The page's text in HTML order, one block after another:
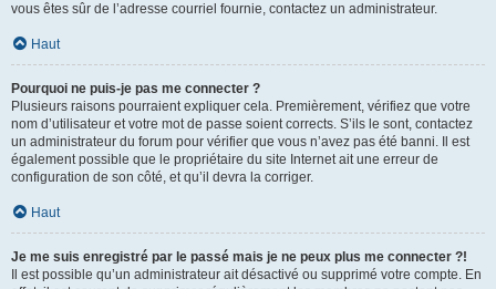
vous êtes sûr de l’adresse courriel fournie, contactez un administrateur.
Haut
Pourquoi ne puis-je pas me connecter ?
Plusieurs raisons pourraient expliquer cela. Premièrement, vérifiez que votre
nom d’utilisateur et votre mot de passe soient corrects. S’ils le sont, contactez
un administrateur du forum pour vérifier que vous n’avez pas été banni. Il est
également possible que le propriétaire du site Internet ait une erreur de
configuration de son côté, et qu’il devra la corriger.
Haut
Je me suis enregistré par le passé mais je ne peux plus me connecter ?!
Il est possible qu’un administrateur ait désactivé ou supprimé votre compte. En